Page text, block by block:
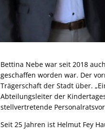
Bettina Nebe war seit 2018
geschaffen worden war. Der
Trägerschaft der Stadt über.
Abteilungsleiter der
stellvertretende
Seit 25 Jahren ist Helmut Fey